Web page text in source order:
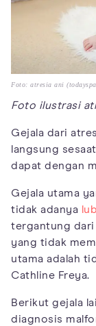
Foto: atresia ani
Foto ilustrasi
Gejala dari
langsung
dapat dengan
Gejala utama
tidak adanya
tergantung dari
yang tidak
utama adalah
Cathline Freya.
Berikut gejala
diagnosis